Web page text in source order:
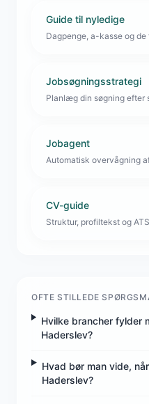
Guide til nyledige
Dagpenge, a-kasse og
Jobsøgningsstrategi
Planlæg din søgning efter
Jobagent
Automatisk overvågning
CV-guide
Struktur, profiltekst og
OFTE STILLEDE
Hvilke brancher fylder
Haderslev?
Hvad bør man vide,
Haderslev?